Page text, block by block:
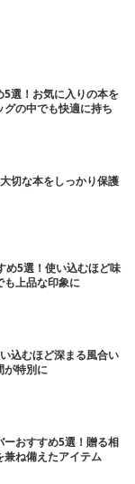
5選！お気に入りの本を
の中でも快適に持ち
切な本をしっかり保護
め5選！使い込むほど味
も上品な印象に
込むほど深まる風合い
が特別に
ーおすすめ5選！贈る相
兼ね備えたアイテム